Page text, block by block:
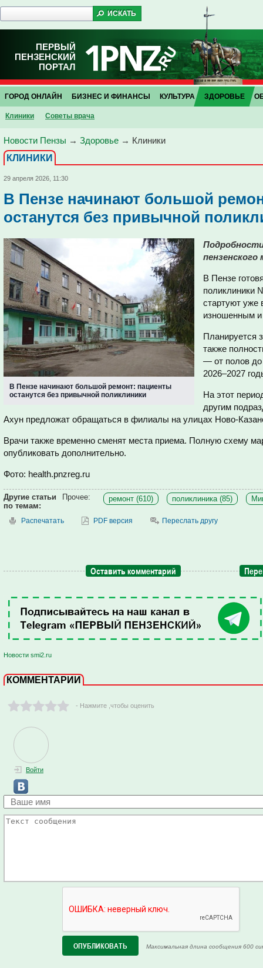
ПЕРВЫЙ
ПЕНЗЕНСКИЙ
ПОРТАЛ
ГОРОД ОНЛАЙН БИЗНЕС И ФИНАНСЫ КУЛЬТУРА ЗДОРОВЬЕ
Клиники Советы врача
Новости Пензы → Здоровье → Клиники
КЛИНИКИ
29 апреля 2026, 11:30
В Пензе начинают большой
останутся без привычной
В Пензе начинают большой ремонт: пациенты
останутся без привычной поликлиники
пензенского
В Пензе
поликлиники
стартуют уже
изношенным и
Планируется
также
— от полов до
2026–2027
На этот
другим
Ахун предложат обращаться в филиалы на улицах Ново-
Врачи также временно сменят места приема. Полную схему
опубликовать дополнительно.
Фото: health.pnzreg.ru
Другие статьи
по темам:
Прочее: ремонт (610) поликлиника (85)
Распечатать PDF версия Переслать другу
Оставить комментарий
Новости smi2.ru
КОММЕНТАРИИ
- Нажмите ,чтобы оценить
Войти
Максимальная длина сообщения 600